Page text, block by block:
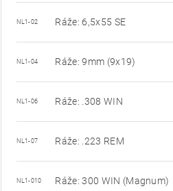
NL1-02 Ráže: 6,5x55 SE
NL1-04 Ráže: 9mm (9x19)
NL1-06 Ráže: .308 WIN
NL1-07 Ráže: .223 REM
NL1-010 Ráže: 300 WIN (Magnum)